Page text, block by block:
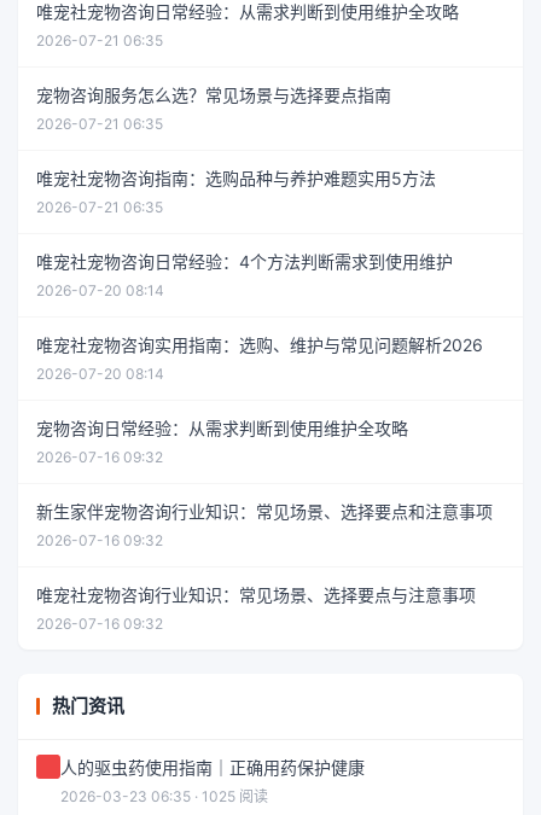
唯宠社宠物咨询日常经验：从需求判断到使用维护全攻略
2026-07-21 06:35
宠物咨询服务怎么选？常见场景与选择要点指南
2026-07-21 06:35
唯宠社宠物咨询指南：选购品种与养护难题实用5方法
2026-07-21 06:35
唯宠社宠物咨询日常经验：4个方法判断需求到使用维护
2026-07-20 08:14
唯宠社宠物咨询实用指南：选购、维护与常见问题解析2026
2026-07-20 08:14
宠物咨询日常经验：从需求判断到使用维护全攻略
2026-07-16 09:32
新生家伴宠物咨询行业知识：常见场景、选择要点和注意事项
2026-07-16 09:32
唯宠社宠物咨询行业知识：常见场景、选择要点与注意事项
2026-07-16 09:32
热门资讯
人的驱虫药使用指南｜正确用药保护健康
2026-03-23 06:35 · 1025 阅读